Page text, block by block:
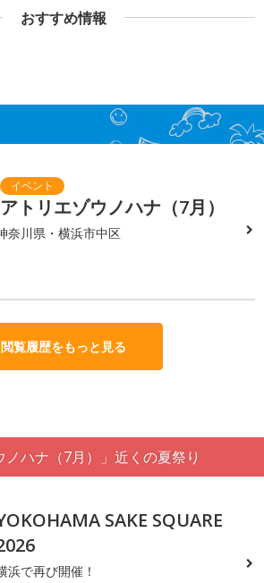
おすすめ情報
アトリエゾウノハナ（7月）
奈川県・横浜市中区
閲覧履歴をもっと見る
ノハナ（7月）」近くの夏祭り
SAKE SQUARE
浜で再び開催！